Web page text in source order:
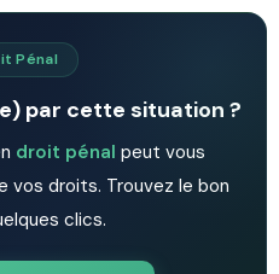
Pénal
par cette situation ?
droit pénal peut vous
vos droits. Trouvez le bon
clics.